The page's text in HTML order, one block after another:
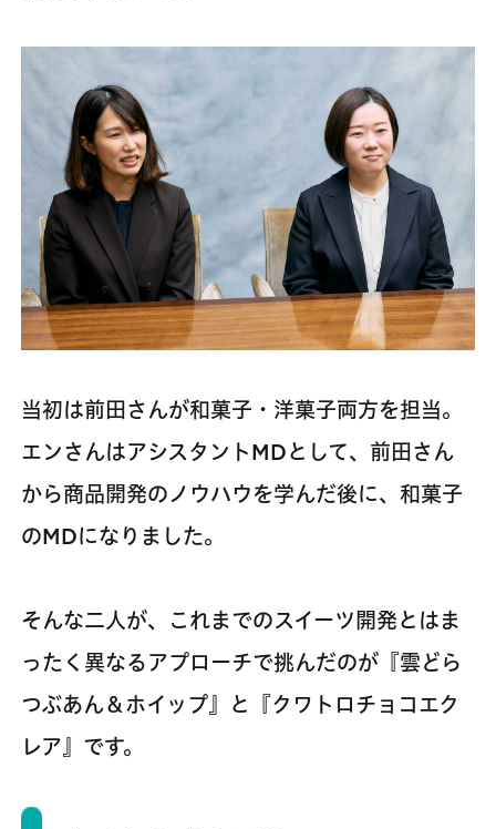
当初は前田さんが和菓子・洋菓子両方を担当。
エンさんはアシスタントMDとして、前田さん
から商品開発のノウハウを学んだ後に、和菓子
のMDになりました。
そんな二人が、これまでのスイーツ開発とはま
ったく異なるアプローチで挑んだのが『雲どら
つぶあん＆ホイップ』と『クワトロチョコエク
レア』です。